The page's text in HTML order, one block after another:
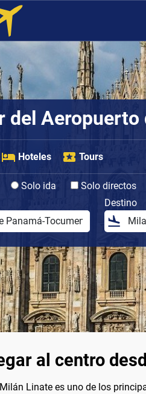
del
Hoteles Tours
Solo ida
Solo directos
Destino
al centro
Linate es uno de los